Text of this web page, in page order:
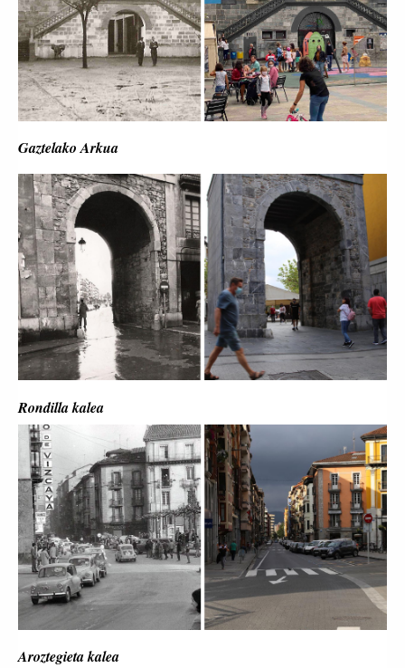
Gaztelako Arkua
Rondilla kalea
Aroztegieta kalea